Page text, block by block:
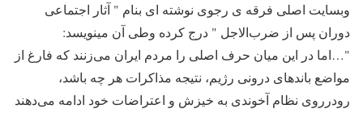
وبسایت اصلی فرقه ی رجوی نوشته ای بنام " آثار اجتماعی
دوران پس از ضرب‌الاجل " درج کرده وطی آن مینویسد:
"…اما در این میان حرف اصلی را مردم ایران می‌زنند که فارغ از
مواضع باندهای درونی رژیم، نتیجه مذاکرات هر چه باشد،
رودرروی نظام آخوندی به خیزش و اعتراضات خود ادامه می‌دهند